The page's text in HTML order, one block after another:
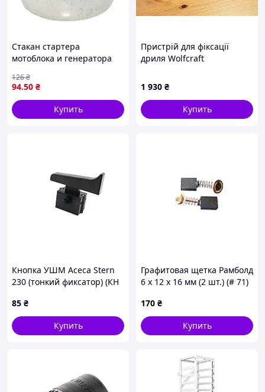
Стакан стартера
мотоблока и генератора
h48 — чашка ручного
стартера
94.50 ₴
126₴
Купить
Пристрій для фіксації
дриля Wolfcraft
1 930 ₴
Купить
Кнопка УШМ Асеса Stern
230 (тонкий фиксатор) (КН
85 ₴
Купить
Графитовая щетка Рамболд
6 x 12 x 16 мм (2 шт.) (# 71)
170 ₴
Купить